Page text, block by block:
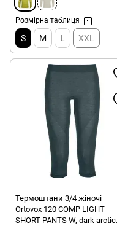
Розмірна таблиця
S M L XXL
Термоштани 3/4 жіночі
Ortovox 120 COMP LIGHT
SHORT PANTS W, dark arctic